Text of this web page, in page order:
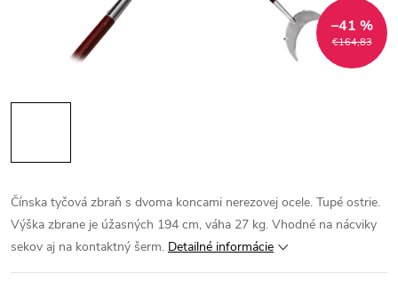
€164,83
–41 %
Čínska tyčová zbraň s dvoma koncami nerezovej ocele. Tupé ostrie.
Výška zbrane je úžasných 194 cm, váha 27 kg. Vhodné na nácviky
sekov aj na kontaktný šerm. Detailné informácie